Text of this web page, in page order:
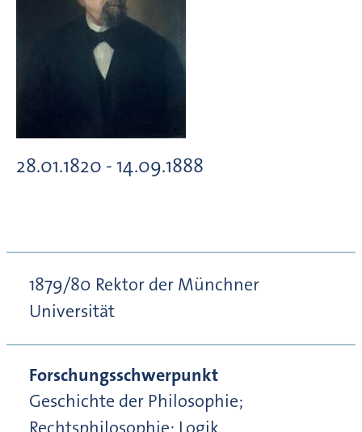
28.01.1820 - 14.09.1888
1879/80 Rektor der Münchner
Universität
Forschungsschwerpunkt
Geschichte der Philosophie;